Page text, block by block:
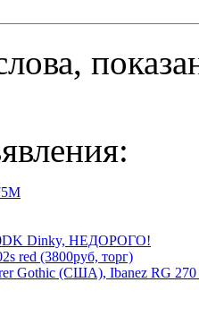
Dinky, НЕДОРОГО!
red (3800руб, торг)
Gothic (США), Ibanez RG